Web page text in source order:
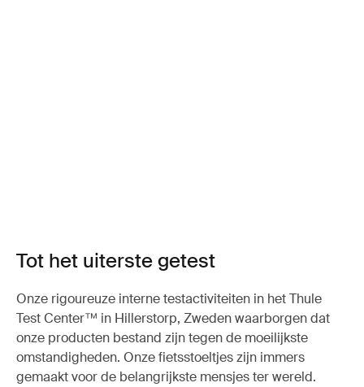
Tot het uiterste getest
Onze rigoureuze interne testactiviteiten in het Thule
Test Center™ in Hillerstorp, Zweden waarborgen dat
onze producten bestand zijn tegen de moeilijkste
omstandigheden. Onze fietsstoeltjes zijn immers
gemaakt voor de belangrijkste mensjes ter wereld.